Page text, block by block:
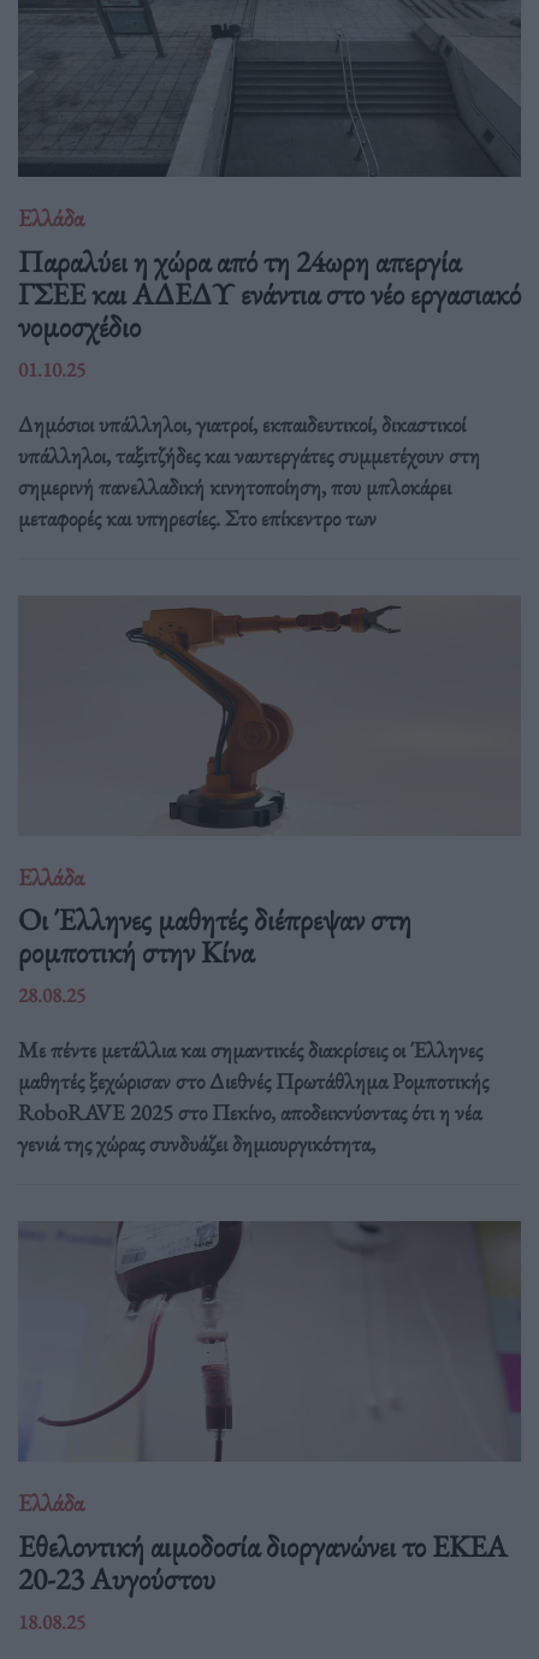
Ελλάδα
Παραλύει η χώρα από τη 24ωρη απεργία
ΓΣΕΕ και ΑΔΕΔΥ ενάντια στο νέο εργασιακό
νομοσχέδιο
01.10.25
Δημόσιοι υπάλληλοι, γιατροί, εκπαιδευτικοί, δικαστικοί
υπάλληλοι, ταξιτζήδες και ναυτεργάτες συμμετέχουν στη
σημερινή πανελλαδική κινητοποίηση, που μπλοκάρει
μεταφορές και υπηρεσίες. Στο επίκεντρο των
Ελλάδα
Οι Έλληνες μαθητές διέπρεψαν στη
ρομποτική στην Κίνα
28.08.25
Με πέντε μετάλλια και σημαντικές διακρίσεις οι Έλληνες
μαθητές ξεχώρισαν στο Διεθνές Πρωτάθλημα Ρομποτικής
RoboRAVE 2025 στο Πεκίνο, αποδεικνύοντας ότι η νέα
γενιά της χώρας συνδυάζει δημιουργικότητα,
Ελλάδα
Eθελοντική αιμοδοσία διοργανώνει το ΕΚΕΑ
20-23 Αυγούστου
18.08.25